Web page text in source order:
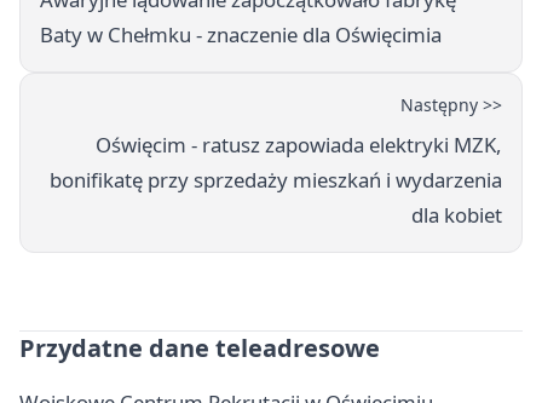
Baty w Chełmku - znaczenie dla Oświęcimia
Następny >>
Oświęcim - ratusz zapowiada elektryki MZK,
bonifikatę przy sprzedaży mieszkań i wydarzenia
dla kobiet
Przydatne dane teleadresowe